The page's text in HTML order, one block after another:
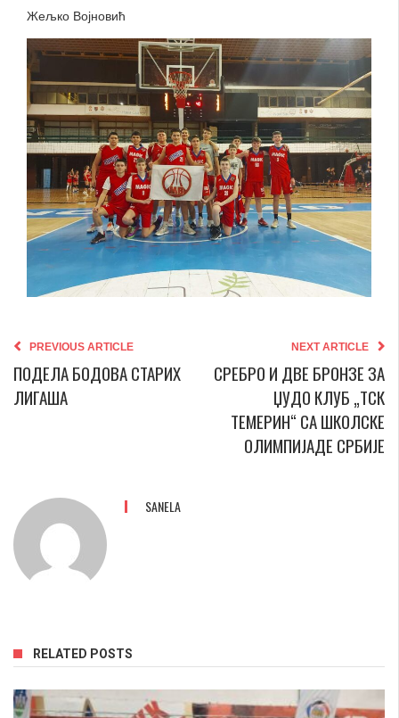
Жељко Војновић
PREVIOUS ARTICLE
ПОДЕЛА БОДОВА СТАРИХ
ЛИГАША
NEXT ARTICLE
СРЕБРО И ДВЕ БРОНЗЕ ЗА
ЏУДО КЛУБ „ТСК
ТЕМЕРИН“ СА ШКОЛСКЕ
ОЛИМПИЈАДЕ СРБИЈЕ
SANELA
RELATED POSTS